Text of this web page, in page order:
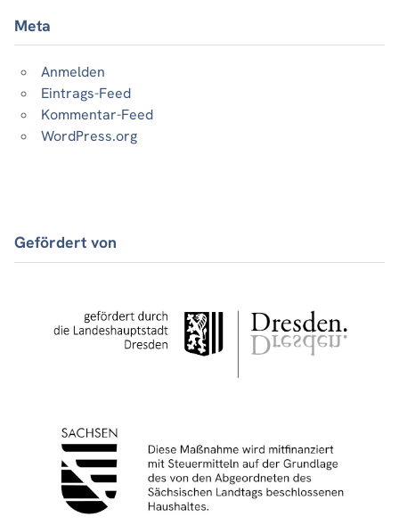
Meta
Anmelden
Eintrags-Feed
Kommentar-Feed
WordPress.org
Gefördert von